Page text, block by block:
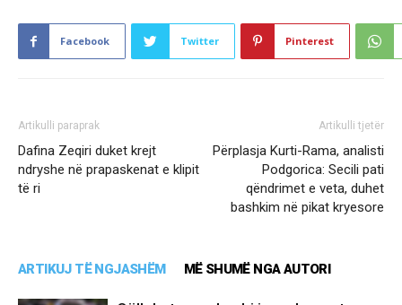
Facebook Twitter Pinterest
Artikulli paraprak
Dafina Zeqiri duket krejt
ndryshe në prapaskenat e klipit
të ri
Artikulli tjetër
Përplasja Kurti-Rama, analisti
Podgorica: Secili pati
qëndrimet e veta, duhet
bashkim në pikat kryesore
ARTIKUJ TË NGJASHËM MË SHUMË NGA AUTORI